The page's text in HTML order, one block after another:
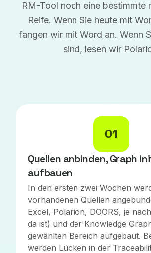
RM-Tool noch eine bestimmte
Reife. Wenn Sie heute mit
fangen wir mit Word an. Wenn
sind, lesen wir
01
Quellen anbinden, Graph
aufbauen
In den ersten zwei Wochen
vorhandenen Quellen
Excel, Polarion, DOORS, je
da ist) und der Knowledge
gewählten Bereich aufgebaut.
werden Lücken in der